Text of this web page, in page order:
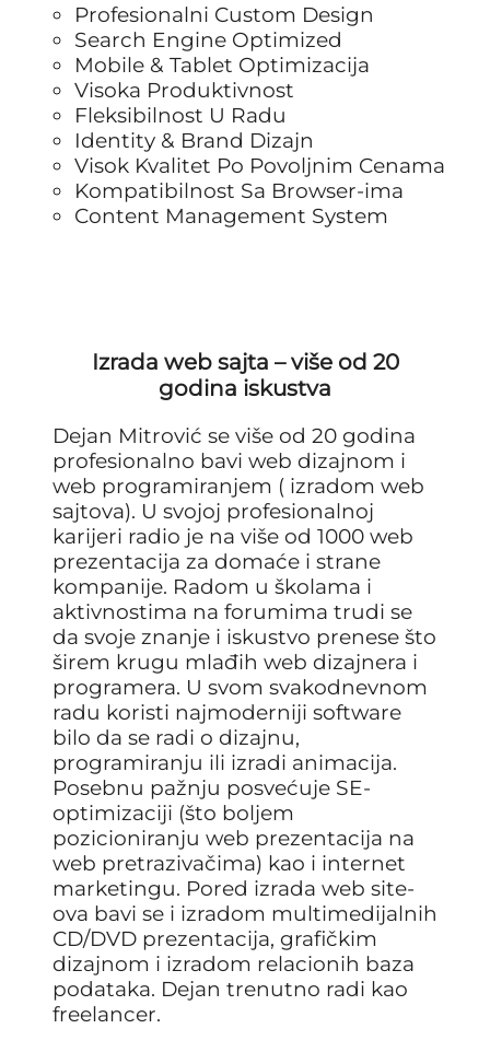
Profesionalni Custom Design
Search Engine Optimized
Mobile & Tablet Optimizacija
Visoka Produktivnost
Fleksibilnost U Radu
Identity & Brand Dizajn
Visok Kvalitet Po Povoljnim Cenama
Kompatibilnost Sa Browser-ima
Content Management System
Izrada web sajta – više od 20
godina iskustva
Dejan Mitrović se više od 20 godina
profesionalno bavi web dizajnom i
web programiranjem ( izradom web
sajtova). U svojoj profesionalnoj
karijeri radio je na više od 1000 web
prezentacija za domaće i strane
kompanije. Radom u školama i
aktivnostima na forumima trudi se
da svoje znanje i iskustvo prenese što
širem krugu mlađih web dizajnera i
programera. U svom svakodnevnom
radu koristi najmoderniji software
bilo da se radi o dizajnu,
programiranju ili izradi animacija.
Posebnu pažnju posvećuje SE-
optimizaciji (što boljem
pozicioniranju web prezentacija na
web pretrazivačima) kao i internet
marketingu. Pored izrada web site-
ova bavi se i izradom multimedijalnih
CD/DVD prezentacija, grafičkim
dizajnom i izradom relacionih baza
podataka. Dejan trenutno radi kao
freelancer.